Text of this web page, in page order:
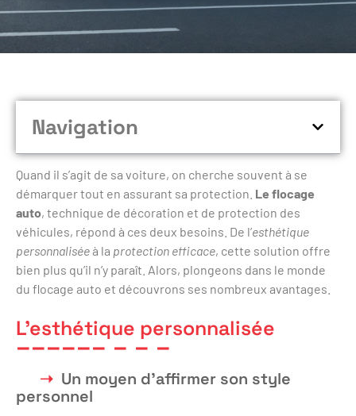
Navigation
Quand il s’agit de sa voiture, on cherche souvent à se
démarquer tout en assurant sa protection. Le flocage
auto, technique de décoration et de protection des
véhicules, répond à ces deux besoins. De l’esthétique
personnaliséeà la protection efficace, cette solution offre
bien plus qu’il n’y paraît. Alors, plongeons dans le monde
du flocage auto et découvrons ses nombreux avantages.
L’esthétique personnalisée
Un moyen d’affirmer son style
personnel